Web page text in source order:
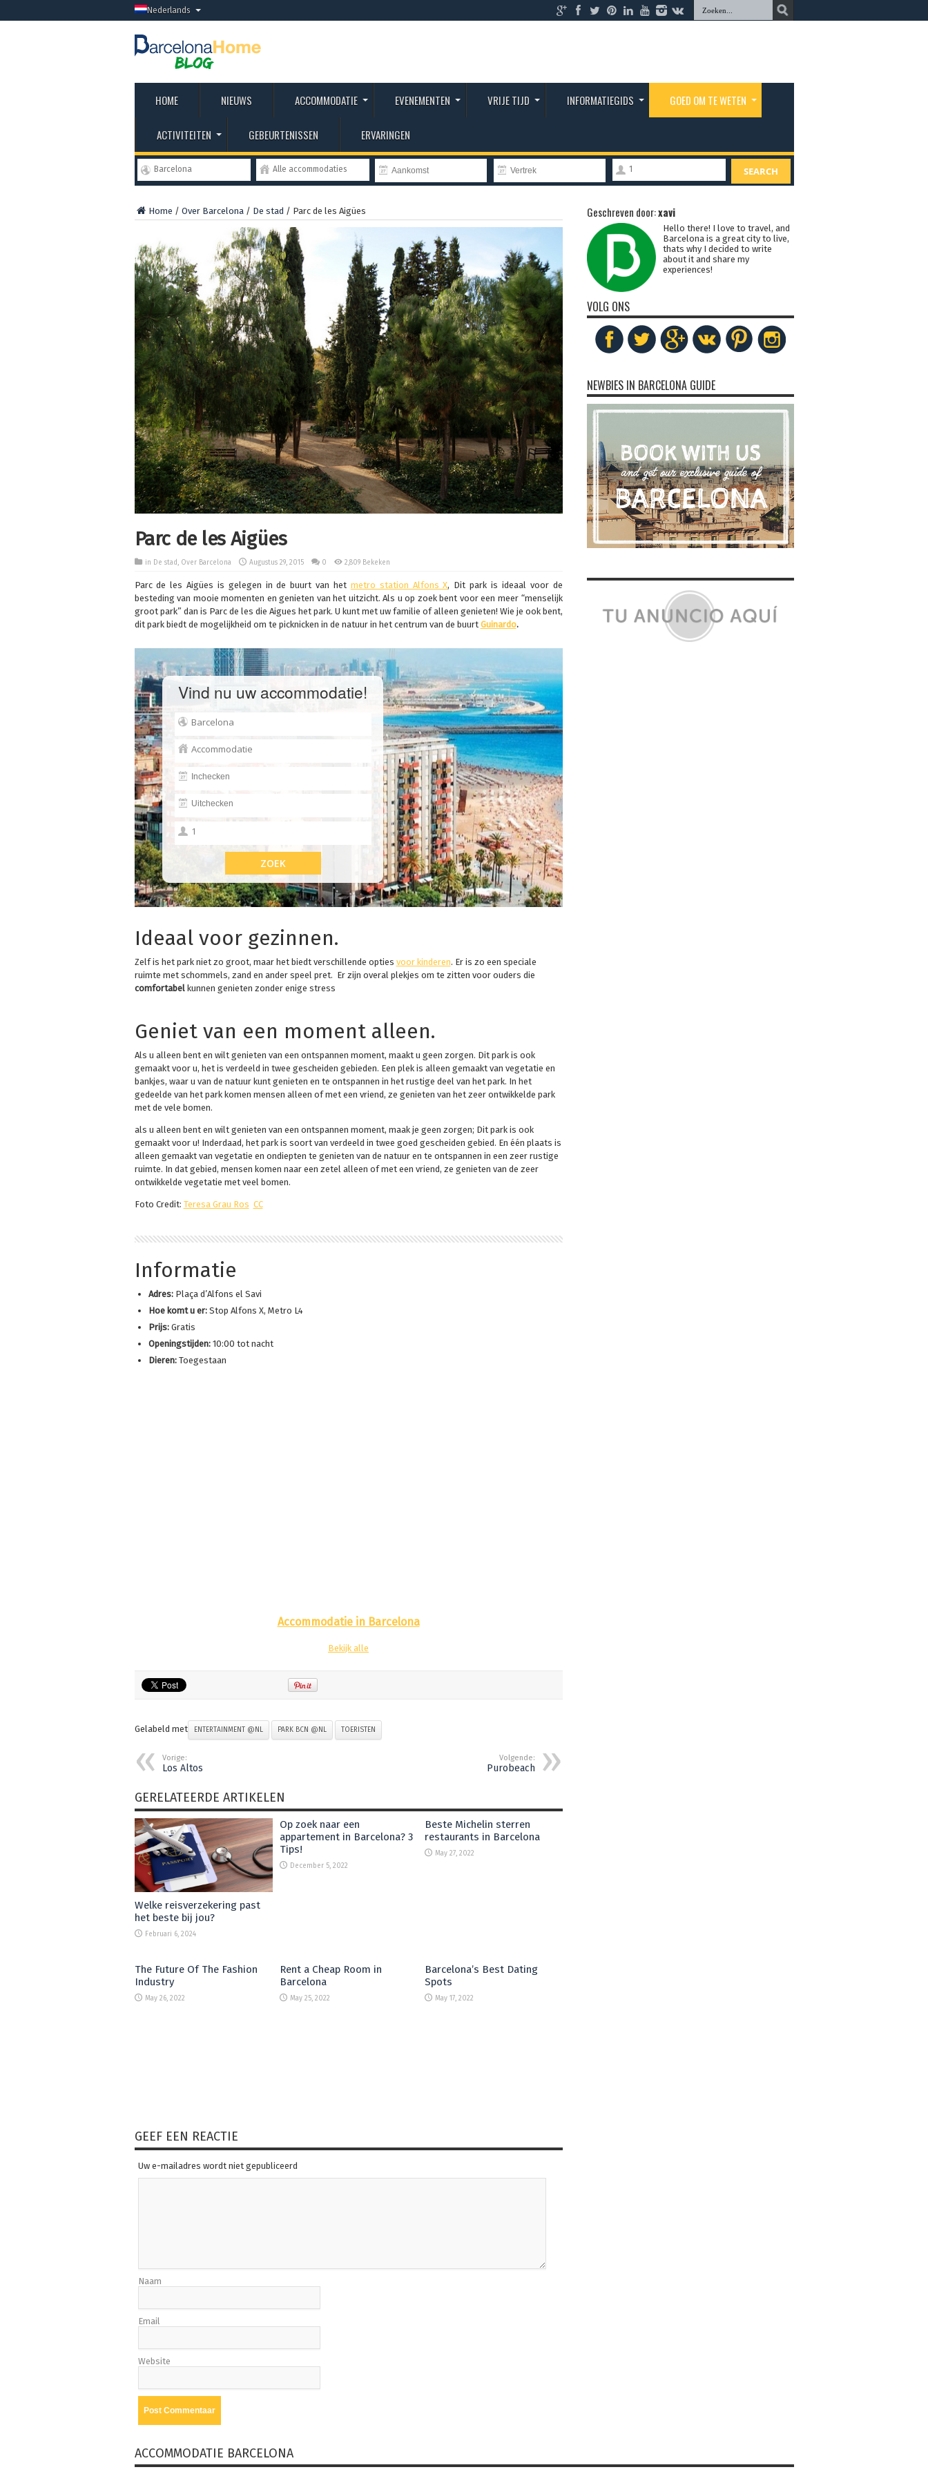
Nederlands
HOME NIEUWS ACCOMMODATIE EVENEMENTEN VRIJE TIJD INFORMATIEGIDS GOED OM TE WETEN
ACTIVITEITEN GEBEURTENISSEN ERVARINGEN
Barcelona Alle accommodaties 1 SEARCH
Home / Over Barcelona/ De stad / Parc de les Aigües
Parc de les Aigües
in De stad , Over Barcelona Augustus 29, 2015 0 2,809 Bekeken
Parc de les Aigües is gelegen in de buurt van het metro station Alfons X, Dit park is ideaal voor de
besteding van mooie momenten en genieten van het uitzicht. Als u op zoek bent voor een meer “menselijk
groot park” dan is Parc de les die Aigues het park. U kunt met uw familie of alleen genieten! Wie je ook bent,
dit park biedt de mogelijkheid om te picknicken in de natuur in het centrum van de buurt Guinardo.
Vind nu uw accommodatie!
Ideaal voor gezinnen.
Zelf is het park niet zo groot, maar het biedt verschillende opties voor kinderen. Er is zo een speciale
ruimte met schommels, zand en ander speel pret. Er zijn overal plekjes om te zitten voor ouders die
comfortabelkunnen genieten zonder enige stress
Geniet van een moment alleen.
Als u alleen bent en wilt genieten van een ontspannen moment, maakt u geen zorgen. Dit park is ook
gemaakt voor u, het is verdeeld in twee gescheiden gebieden. Een plek is alleen gemaakt van vegetatie en
bankjes, waar u van de natuur kunt genieten en te ontspannen in het rustige deel van het park. In het
gedeelde van het park komen mensen alleen of met een vriend, ze genieten van het zeer ontwikkelde park
met de vele bomen.
als u alleen bent en wilt genieten van een ontspannen moment, maak je geen zorgen; Dit park is ook
gemaakt voor u! Inderdaad, het park is soort van verdeeld in twee goed gescheiden gebied. En één plaats is
alleen gemaakt van vegetatie en ondiepten te genieten van de natuur en te ontspannen in een zeer rustige
ruimte. In dat gebied, mensen komen naar een zetel alleen of met een vriend, ze genieten van de zeer
ontwikkelde vegetatie met veel bomen.
Foto Credit: Teresa Grau Ros CC
Informatie
Adres: Plaça d’Alfons el Savi
Hoe komt u er: Stop Alfons X, Metro L4
Prijs: Gratis
Openingstijden: 10:00 tot nacht
Dieren: Toegestaan
Accommodatie in Barcelona
Bekijk alle
Gelabeld met ENTERTAINMENT @NL PARK BCN @NL TOERISTEN
Vorige:
Los Altos
Volgende:
Purobeach
GERELATEERDE ARTIKELEN
Welke reisverzekering past
het beste bij jou?
Februari 6, 2024
Op zoek naar een
appartement in Barcelona? 3
Tips!
December 5, 2022
Beste Michelin sterren
restaurants in Barcelona
May 27, 2022
The Future Of The Fashion
Industry
May 26, 2022
Rent a Cheap Room in
Barcelona
May 25, 2022
Barcelona’s Best Dating
Spots
May 17, 2022
GEEF EEN REACTIE
Uw e-mailadres wordt niet gepubliceerd
Naam
Email
Website
Geschreven door:xavi
Hello there! I love to travel, and
Barcelona is a great city to live,
thats why I decided to write
about it and share my
experiences!
VOLG ONS
NEWBIES IN BARCELONA GUIDE
ACCOMMODATIE BARCELONA